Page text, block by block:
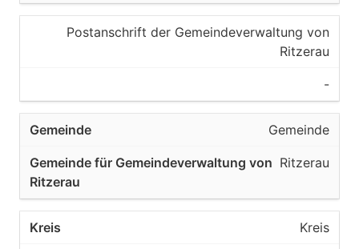
Postanschrift der Gemeindeverwaltung von
Ritzerau
-
Gemeinde
Ritzerau
Kreis